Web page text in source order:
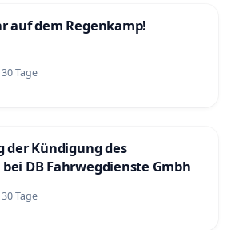
auf dem Regenkamp!
Tage
der Kündigung des
DB Fahrwegdienste Gmbh
Tage